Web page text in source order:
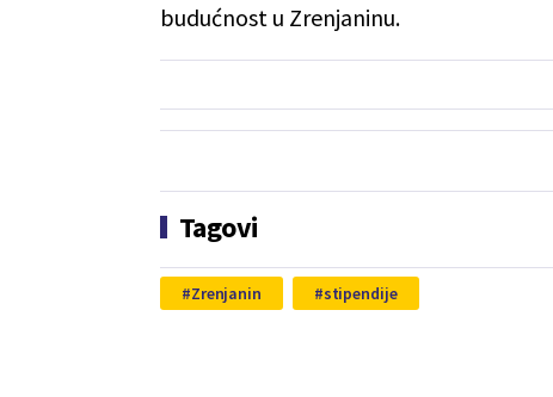
budućnost u Zrenjaninu.
Tagovi
Zrenjanin stipendije